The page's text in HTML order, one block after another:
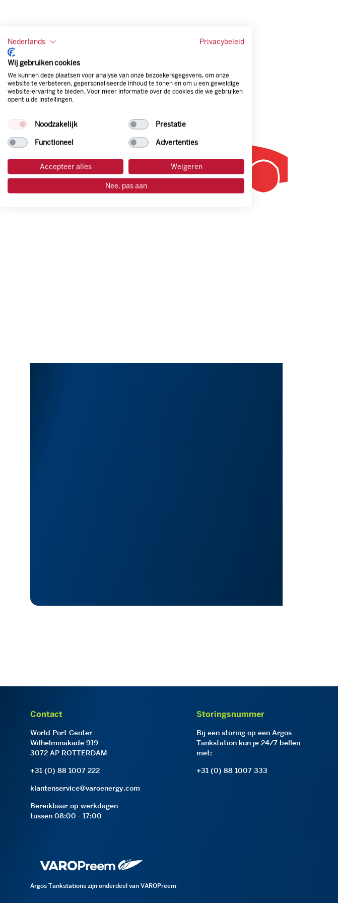
Contact
World Port Center
Wilhelminakade 919
3072 AP ROTTERDAM
+31 (0) 88 1007 222
klantenservice@varoenergy.com
Bereikbaar op werkdagen
tussen 08:00 - 17:00
Storingsnummer
Bij een storing op een Argos
Tankstation kun je 24/7 bellen
met:
+31 (0) 88 1007 333
Argos Tankstations zijn onderdeel van VAROPreem
Nederlands Privacybeleid
Wij gebruiken cookies
We kunnen deze plaatsen voor analyse van onze bezoekersgegevens, om onze
website te verbeteren, gepersonaliseerde inhoud te tonen en om u een geweldige
website-ervaring te bieden. Voor meer informatie over de cookies die we gebruiken
opent u de instellingen.
Noodzakelijk Prestatie
Functioneel Advertenties
Accepteer alles Weigeren
Nee, pas aan